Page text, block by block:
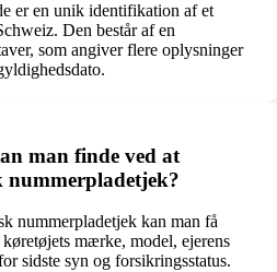
er en unik identifikation af et
Den består af en
som angiver flere oplysninger
man finde ved at
nummerpladetjek?
nummerpladetjek kan man få
mærke, model, ejerens
sidste syn og forsikringsstatus.